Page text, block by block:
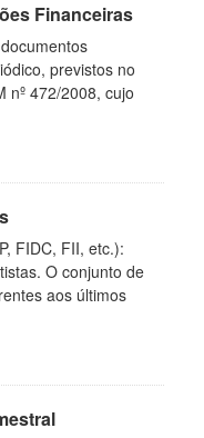
Financeiras
previstos no
nº 472/2008, cujo
FIDC, FII, etc.):
O conjunto de
aos últimos